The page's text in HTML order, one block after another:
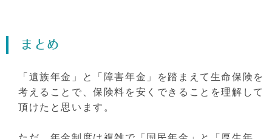
まとめ
「遺族年金」と「障害年金」を踏まえて生命保険を
考えることで、保険料を安くできることを理解して
頂けたと思います。